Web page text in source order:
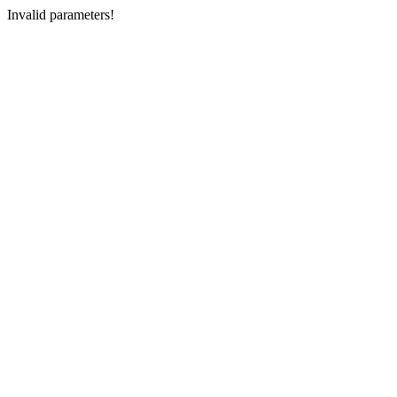
Invalid parameters!